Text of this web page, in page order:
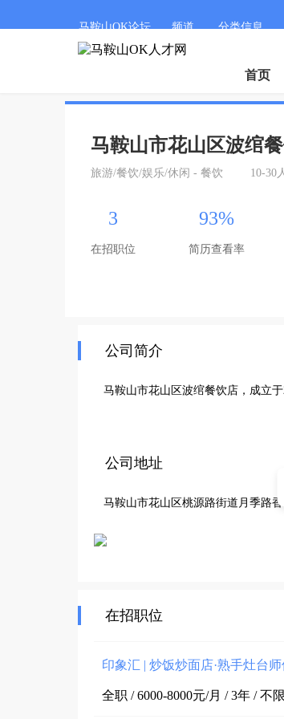
马鞍山OK论坛 频道 分类信息
首页
马鞍山市花山区波绾
旅游/餐饮/娱乐/休闲 - 餐饮 10-30
3
在招职位
93%
简历查看率
公司简介
马鞍山市花山区波绾餐饮店，成立
公司地址
马鞍山市花山区桃源路街道月季路香
在招职位
印象汇 | 炒饭炒面店·熟手灶台
全职 / 6000-8000元/月 / 3年 / 不限